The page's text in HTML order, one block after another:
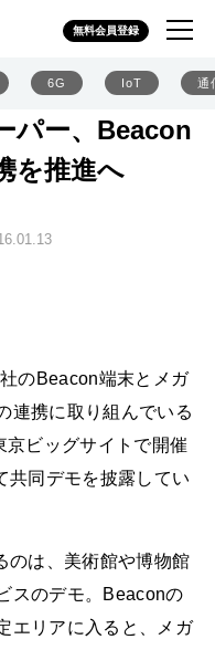
無料会員登録
6G IoT 通
パー、Beacon
を推進へ
のBeacon端末とメガ
連携に取り組んでいる
京ビッグサイトで開催
共同デモを披露してい
のは、美術館や博物館
スのデモ。Beaconの
エリアに入ると、メガ